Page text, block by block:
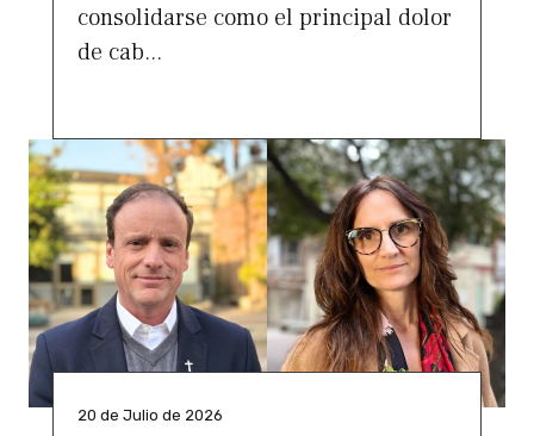
consolidarse como el principal dolor
de cab...
20 de Julio de 2026